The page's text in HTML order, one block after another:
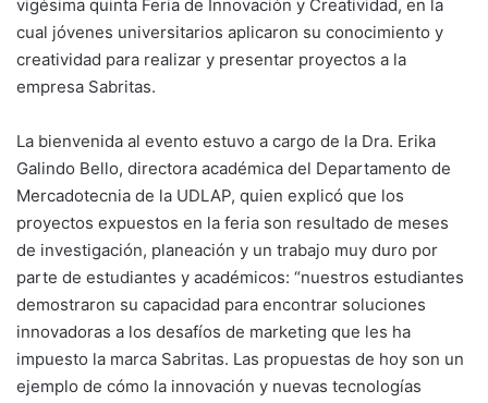
vigésima quinta Feria de Innovación y Creatividad, en la
cual jóvenes universitarios aplicaron su conocimiento y
creatividad para realizar y presentar proyectos a la
empresa Sabritas.
La bienvenida al evento estuvo a cargo de la Dra. Erika
Galindo Bello, directora académica del Departamento de
Mercadotecnia de la UDLAP, quien explicó que los
proyectos expuestos en la feria son resultado de meses
de investigación, planeación y un trabajo muy duro por
parte de estudiantes y académicos: “nuestros estudiantes
demostraron su capacidad para encontrar soluciones
innovadoras a los desafíos de marketing que les ha
impuesto la marca Sabritas. Las propuestas de hoy son un
ejemplo de cómo la innovación y nuevas tecnologías